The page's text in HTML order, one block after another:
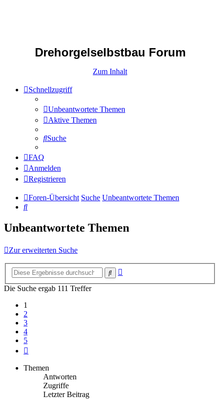
Drehorgelselbstbau Forum
Zum Inhalt
Schnellzugriff
Unbeantwortete Themen
Aktive Themen
Suche
FAQ
Anmelden
Registrieren
Foren-Übersicht Suche Unbeantwortete Themen
Suche
Unbeantwortete Themen
Zur erweiterten Suche
Suche
Die Suche ergab 111 Treffer
1
2
3
4
5
Themen
Antworten
Zugriffe
Letzter Beitrag